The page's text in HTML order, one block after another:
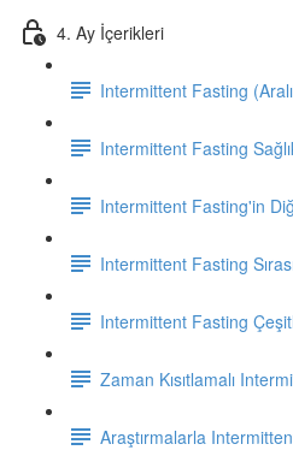
4. Ay İçerikleri
Intermittent Fasting
Intermittent Fasting
Intermittent Fasting'in
Intermittent Fasting
Intermittent Fasting
Zaman Kısıtlamalı
Araştırmalarla